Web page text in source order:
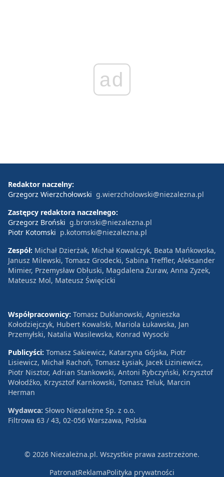
ad
Redaktor naczelny:
Grzegorz Wierzchołowski g.wierzcholowski@niezalezna.pl
Zastępcy redaktora naczelnego:
Grzegorz Broński g.bronski@niezalezna.pl
Piotr Kotomski p.kotomski@niezalezna.pl
Zespół: Michał Dzierżak, Michał Kowalczyk, Beata Mańkowska,
Janusz Milewski, Tomasz Grodecki, Sabina Treffler, Aleksander
Mimier, Przemysław Obłuski, Magdalena Żuraw, Anna Zyzek,
Mateusz Mol, Mateusz Święcicki
Współpracownicy: Tomasz Duklanowski, Agnieszka
Kołodziejczyk, Hubert Kowalski, Mariola Łukawska, Jan
Przemyłski, Natalia Wasilewska, Konrad Wysocki
Publicyści: Tomasz Sakiewicz, Katarzyna Gójska, Piotr
Lisiewicz, Michał Rachoń, Tomasz Łysiak, Jacek Liziniewicz,
Piotr Nisztor, Adrian Stankowski, Antoni Rybczyński, Krzysztof
Wołodźko, Krzysztof Karnkowski, Tomasz Teluk, Marcin
Herman
Wydawca: Słowo Niezależne Sp. z o.o.
Filtrowa 63 / 43, 02-056 Warszawa, Polska
© 2026 Niezależna.pl. Wszystkie prawa zastrzeżone.
PatronatReklamaPolityka prywatności